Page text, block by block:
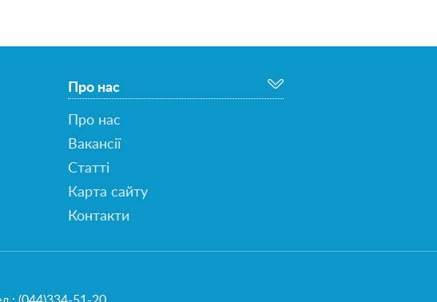
Про нас
Про нас
Вакансії
Статті
Карта сайту
Контакти